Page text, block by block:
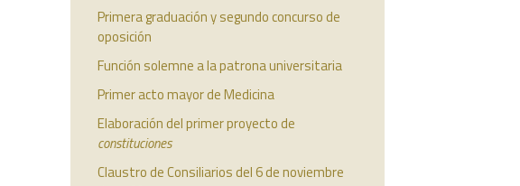
Primera graduación y segundo concurso de
oposición
Función solemne a la patrona universitaria
Primer acto mayor de Medicina
Elaboración del primer proyecto de
constituciones
Claustro de Consiliarios del 6 de noviembre